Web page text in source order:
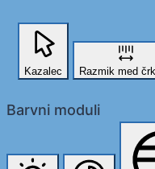
Kazalec Razmik med
Barvni moduli